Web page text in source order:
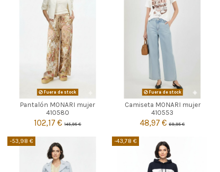
Fuera de stock
Pantalón MONARI mujer
410580
102,17 €145,95 €
 Agotado
Fuera de stock
Camiseta MONARI mujer
410553
48,97 €69,95 €
 Agotado
-53,98 € -43,78 €